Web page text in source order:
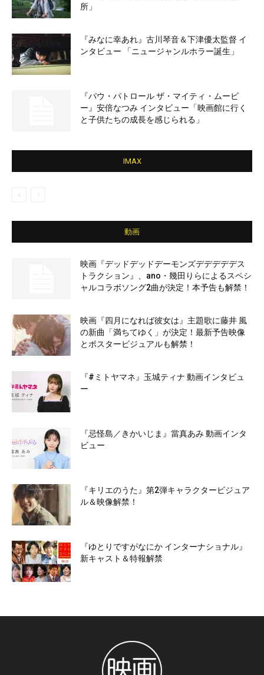
所」
『みなに幸あれ』古川琴音＆下津優太監督 イ
ンタビュー 「ニュージャンルホラー誕生」
『パウ・パトロール ザ・マイティ・ムービ
ー』安倍なつみ インタビュー「映画館に行く
と子供たちの成長を感じられる」
IMAX
動画
映画『デッドデッドデーモンズデデデデデス
トラクション』、ano・幾田りらによるスペシ
ャルコラボソング2曲が決定！本予告も解禁！
映画『四月になれば彼女は』主題歌に藤井 風
の新曲「満ちてゆく」が決定！最新予告映像
とポスタービジュアルも解禁！
『#ミトヤマネ』玉城ティナ 動画インタビュ
ー
『忌怪島／きかいじま』當真あみ 動画インタ
ビュー
『キリエのうた』第2弾キャラクタービジュア
ル＆映像解禁！
『ゆとりですがなにか インターナショナル』
新キャスト＆特報解禁